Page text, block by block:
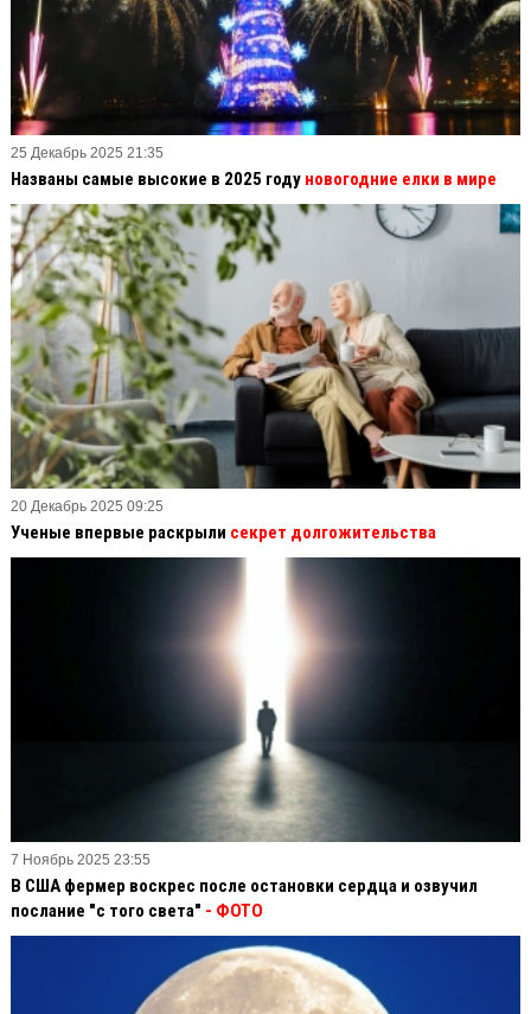
25 Декабрь 2025 21:35
Названы самые высокие в 2025 году новогодние елки в мире
20 Декабрь 2025 09:25
Ученые впервые раскрыли секрет долгожительства
7 Ноябрь 2025 23:55
В США фермер воскрес после остановки сердца и озвучил
послание "с того света" - ФОТО